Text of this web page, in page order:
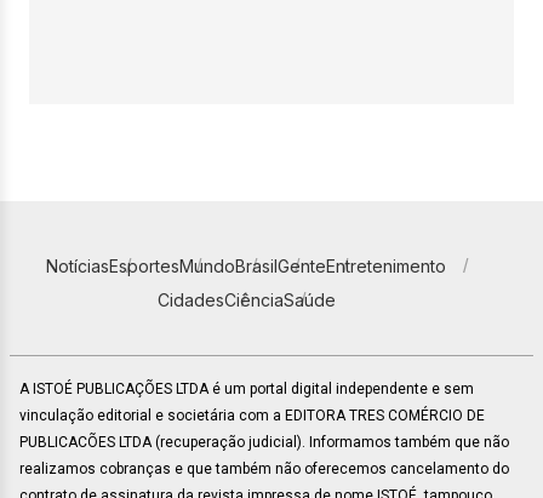
NotíciasEsportesMundoBrasilGenteEntretenimento
CidadesCiênciaSaúde
A ISTOÉ PUBLICAÇÕES LTDA é um portal digital independente e sem
vinculação editorial e societária com a EDITORA TRES COMÉRCIO DE
PUBLICACÕES LTDA (recuperação judicial). Informamos também que não
realizamos cobranças e que também não oferecemos cancelamento do